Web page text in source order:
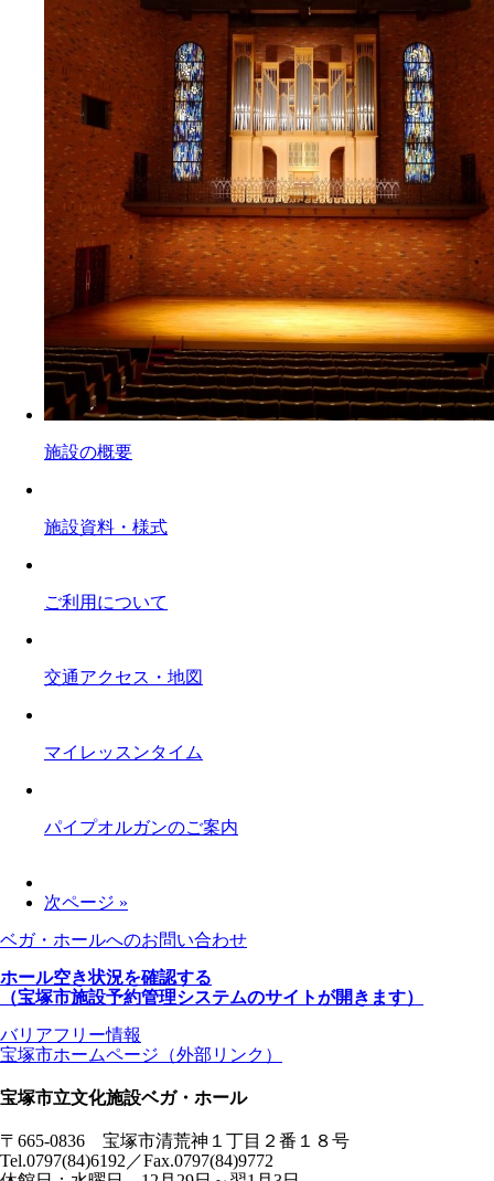
施設の概要
施設資料・様式
ご利用について
交通アクセス・地図
マイレッスンタイム
パイプオルガンのご案内
次ページ »
ベガ・ホールへのお問い合わせ
ホール空き状況を確認する
（宝塚市施設予約管理システムのサイトが開きます）
バリアフリー情報
宝塚市ホームページ（外部リンク）
宝塚市立文化施設ベガ・ホール
〒665-0836 宝塚市清荒神１丁目２番１８号
Tel.0797(84)6192／Fax.0797(84)9772